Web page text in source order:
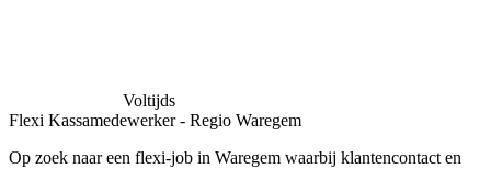
Voltijds
Flexi Kassamedewerker - Regio Waregem
Op zoek naar een flexi-job in Waregem waarbij klantencontact en